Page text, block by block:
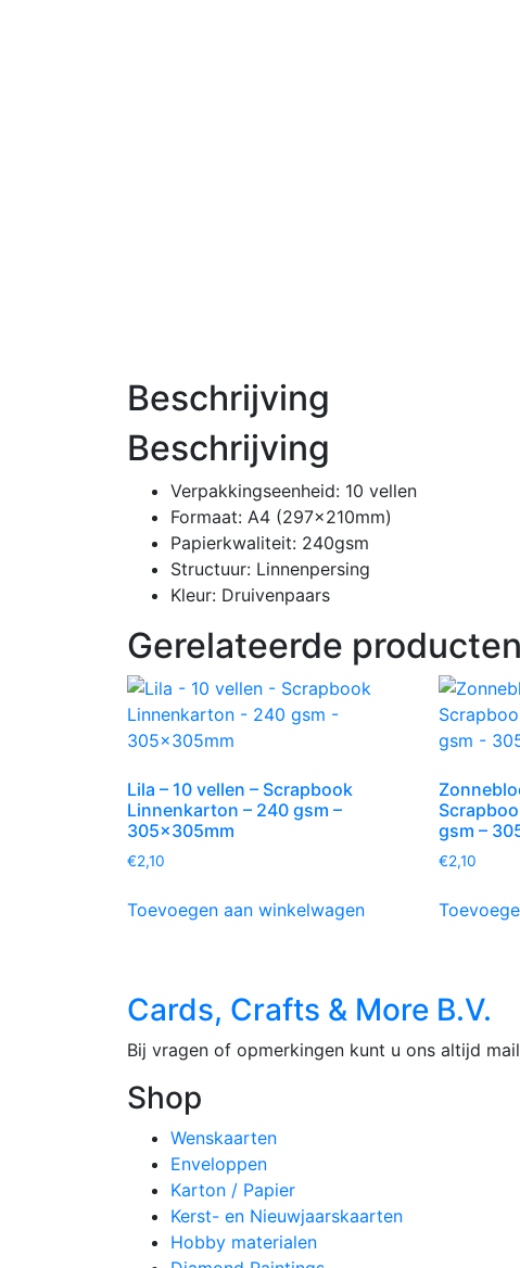
Beschrijving
Beschrijving
Verpakkingseenheid: 10 vellen
Formaat: A4 (297x210mm)
Papierkwaliteit: 240gsm
Structuur: Linnenpersing
Kleur: Druivenpaars
Gerelateerde producten
Lila – 10 vellen – Scrapbook
Linnenkarton – 240 gsm –
305x305mm
€2,10
Toevoegen aan winkelwagen
gsm –
€2,10
Cards, Crafts & More B.V.
Bij vragen of opmerkingen kunt u ons altijd
Shop
Wenskaarten
Enveloppen
Karton / Papier
Kerst- en Nieuwjaarskaarten
Hobby materialen